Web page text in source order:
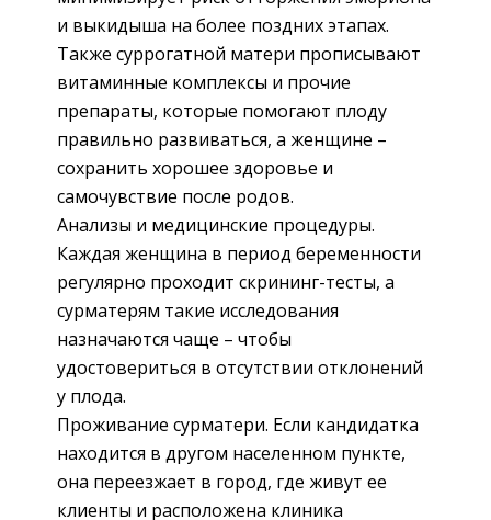
и выкидыша на более поздних этапах.
Также суррогатной матери прописывают
витаминные комплексы и прочие
препараты, которые помогают плоду
правильно развиваться, а женщине –
сохранить хорошее здоровье и
самочувствие после родов.
Анализы и медицинские процедуры.
Каждая женщина в период беременности
регулярно проходит скрининг-тесты, а
сурматерям такие исследования
назначаются чаще – чтобы
удостовериться в отсутствии отклонений
у плода.
Проживание сурматери. Если кандидатка
находится в другом населенном пункте,
она переезжает в город, где живут ее
клиенты и расположена клиника